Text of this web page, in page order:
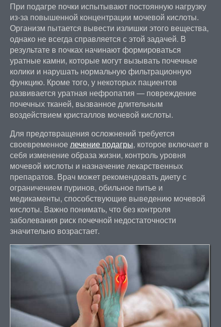
При подагре почки испытывают постоянную нагрузку
из-за повышенной концентрации мочевой кислоты.
Организм пытается вывести излишки этого вещества,
однако не всегда справляется с этой задачей. В
результате в почках начинают формироваться
уратные камни, которые могут вызывать почечные
колики и нарушать нормальную фильтрационную
функцию. Кроме того, у некоторых пациентов
развивается уратная нефропатия — повреждение
почечных тканей, вызванное длительным
воздействием кристаллов мочевой кислоты.
Для предотвращения осложнений требуется
своевременное лечение подагры, которое включает в
себя изменение образа жизни, контроль уровня
мочевой кислоты и назначение лекарственных
препаратов. Врач может рекомендовать диету с
ограничением пуринов, обильное питье и
медикаменты, способствующие выведению мочевой
кислоты. Важно понимать, что без контроля
заболевания риск почечной недостаточности
значительно возрастает.